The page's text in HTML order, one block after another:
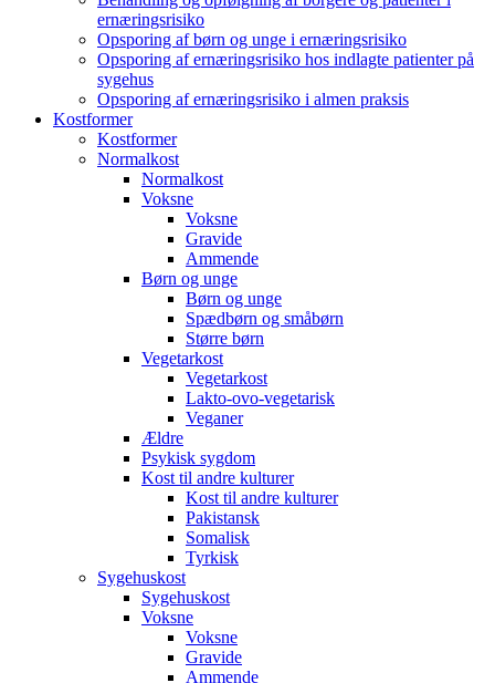
ernæringsrisiko
Opsporing af børn og unge i ernæringsrisiko
Opsporing af ernæringsrisiko hos indlagte patienter på
sygehus
Opsporing af ernæringsrisiko i almen praksis
Kostformer
Kostformer
Normalkost
Normalkost
Voksne
Voksne
Gravide
Ammende
Børn og unge
Børn og unge
Spædbørn og småbørn
Større børn
Vegetarkost
Vegetarkost
Lakto-ovo-vegetarisk
Veganer
Ældre
Psykisk sygdom
Kost til andre kulturer
Kost til andre kulturer
Pakistansk
Somalisk
Tyrkisk
Sygehuskost
Sygehuskost
Voksne
Voksne
Gravide
Ammende